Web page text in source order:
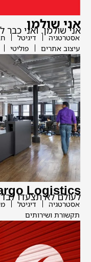
אני שולמן
אני שולמן. ואני כבר
אסטרטגיה דיגיטל
עיצוב אתרים
פוליטי
Logistics
לעולם לא תצעדו לבד
אסטרטגיה דיגיטל
תקשורת ושירותים